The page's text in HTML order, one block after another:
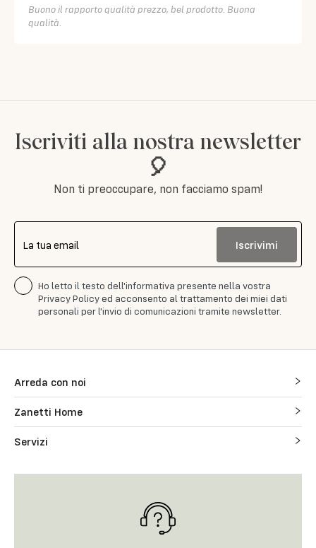
Buono il rapporto qualità prezzo, bel prodotto. Buona
qualità.
Iscriviti alla nostra newsletter
🎈
Non ti preoccupare, non facciamo spam!
La tua email Iscrivimi
Ho letto il testo dell'informativa presente nella vostra
Privacy Policy ed acconsento al trattamento dei miei dati
personali per l'invio di comunicazioni tramite newsletter.
Arreda con noi
Zanetti Home
Servizi